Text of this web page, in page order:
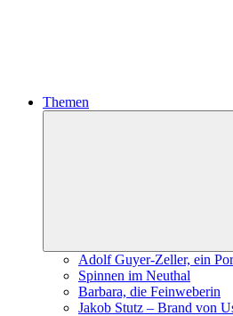
Themen
Adolf Guyer-Zeller, ein
Spinnen im Neuthal
Barbara, die Feinweberin
Jakob Stutz – Brand von